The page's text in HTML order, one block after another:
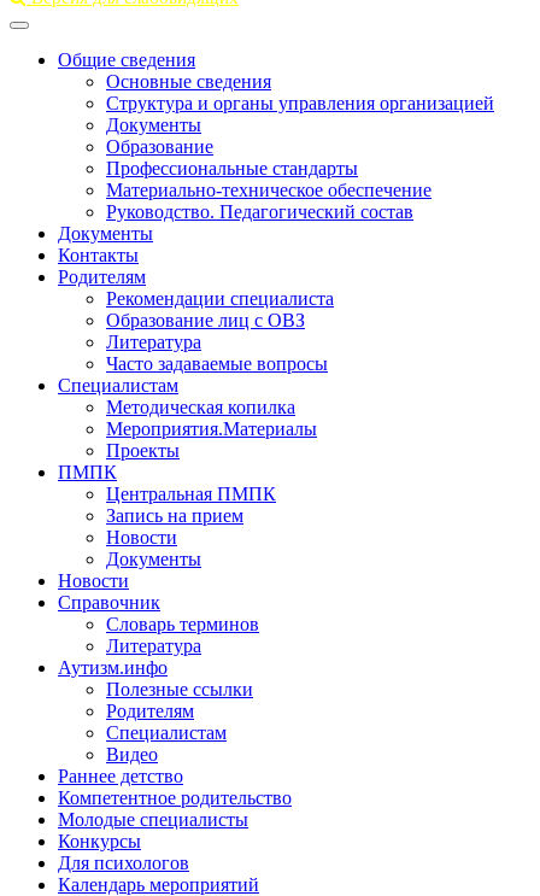
Toggle
navigationОбщие сведения
Основные сведения
Структура и органы управления организацией
Документы
Образование
Профессиональные стандарты
Материально-техническое обеспечение
Руководство. Педагогический состав
Документы
Контакты
Родителям
Рекомендации специалиста
Образование лиц с ОВЗ
Литература
Часто задаваемые вопросы
Специалистам
Методическая копилка
Мероприятия.Материалы
Проекты
ПМПК
Центральная ПМПК
Запись на прием
Новости
Документы
Новости
Справочник
Словарь терминов
Литература
Аутизм.инфо
Полезные ссылки
Родителям
Специалистам
Видео
Раннее детство
Компетентное родительство
Молодые специалисты
Конкурсы
Для психологов
Календарь мероприятий